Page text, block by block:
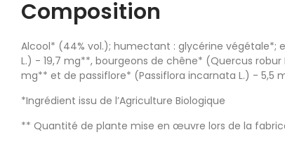
Composition
Alcool* (44% vol.); humectant : glycérine végétale*;
L.) - 19,7 mg**, bourgeons de chêne* (Quercus
mg** et de passiflore* (Passiflora incarnata L.) - 5,5
*Ingrédient issu de l’Agriculture Biologique
** Quantité de plante mise en œuvre lors de la